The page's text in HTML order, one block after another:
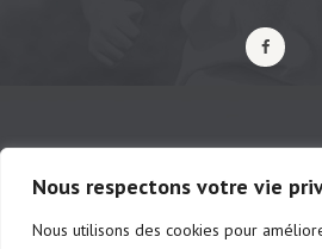
Nous respectons votre vie
Nous utilisons des cookies pour
© Camping municipal de